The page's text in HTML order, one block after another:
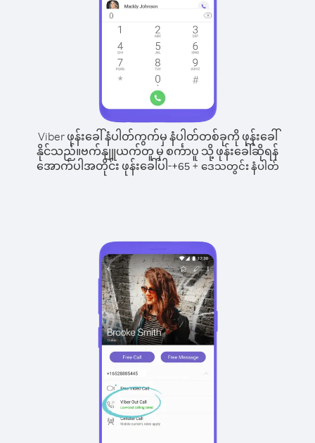
Viber ဖုန်းခေါ်နံပါတ်ကွက်မှ နံပါတ်တစ်ခုကို ဖုန်းခေါ်
နိုင်သည်။ဗက်နျူယက်တူ မှ စင်္ကာပူ သို့ ဖုန်းခေါ်ဆိုရန်
အောက်ပါအတိုင်း ဖုန်းခေါ်ပါ-+65+ ဒေသတွင်း နံပါတ်